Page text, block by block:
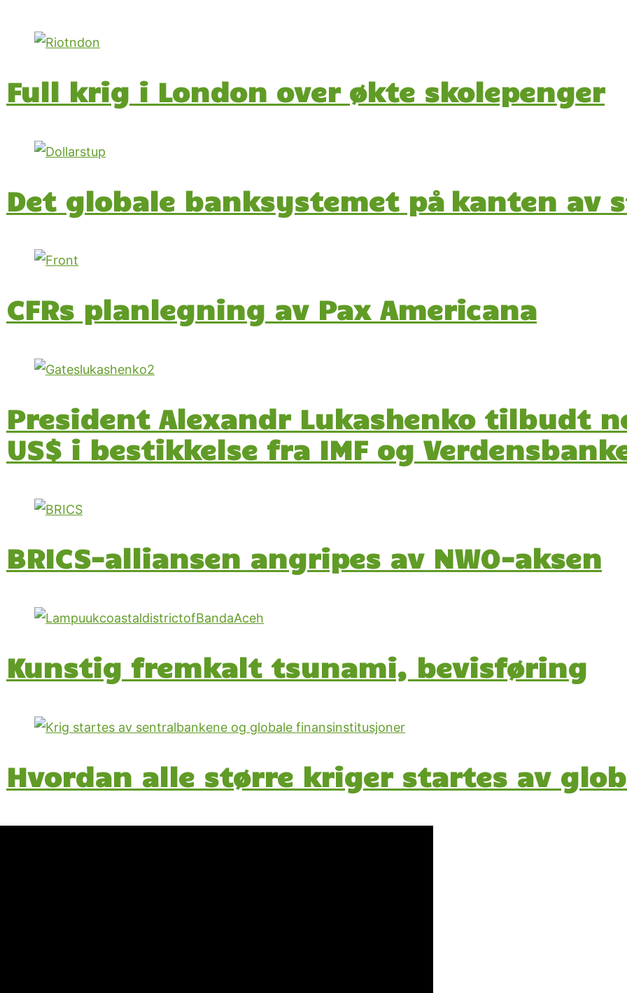
Full krig i London over økte skolepenger
Det globale banksystemet på kanten av
CFRs planlegning av Pax Americana
President Alexandr Lukashenko tilbudt
US$ i bestikkelse fra IMF og
BRICS-alliansen angripes av NWO-aksen
Kunstig fremkalt tsunami, bevisføring
Hvordan alle større kriger startes av